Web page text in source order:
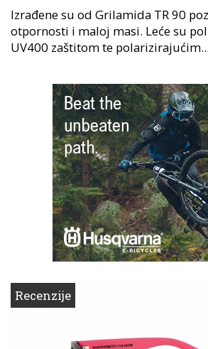
Izrađene su od Grilamida TR 90
otpornosti i maloj masi. Leće su
UV400 zaštitom te polarizirajućim...
Recenzije